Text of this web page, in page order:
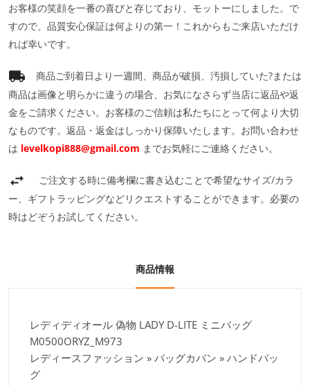
お客様の笑顔を一番の喜びと存じており、モットーにしました。で
すので、品質安心保証は何よりの第一！これからもご来店いただけ
れば幸いです。
商品ご到着日より一週間、商品が破損、汚損していた?または
商品は画像と明らかに違うの場合、お気になさらず当店に返品や返
金をご請求ください。お客様のご信頼は私たちにとって何より大切
なものです。返品・返金はしっかり保障いたします。お問い合わせ
は levelkopi888@gmail.com までお気軽にご連絡ください。
ご注文する時に備考欄に書き込むことで希望なサイズ/カラ
ー、ギフトラッピングなどリクエストすることができます。必要の
時はどぞうお試してください。
商品情報
レディディオール 偽物 LADY D-LITE ミニバッグ
M0500ORYZ_M973
レディースファッション » バッグカバン » ハンドバッ
グ